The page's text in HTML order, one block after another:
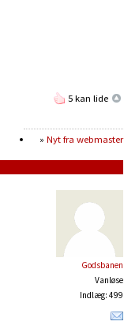
5 kan lide
Nyt fra webmaster
Godsbanen
Vanløse
Indlæg: 499